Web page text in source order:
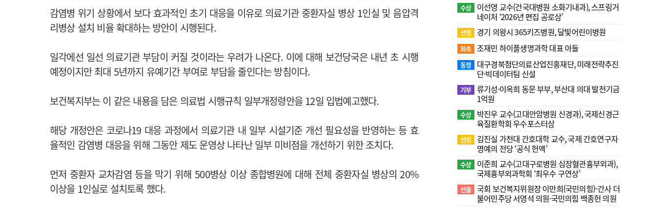
감염병 위기 상황에서 보다 효과적인 초기 대응을 이유로 의료기관 중환자실 병상 1인실 및 음압격
리병상 설치 비율 확대하는 방안이 시행된다.
일각에선 일선 의료기관 부담이 커질 것이라는 우려가 나온다. 이에 대해 보건당국은 내년 초 시행
예정이지만 최대 5년까지 유예기간 부여로 부담을 줄인다는 방침이다.
보건복지부는 이 같은 내용을 담은 의료법 시행규칙 일부개정령안을 12일 입법예고했다.
해당 개정안은 코로나19 대응 과정에서 의료기관 내 일부 시설기준 개선 필요성을 반영하는 등 효
율적인 감염병 대응을 위해 그동안 제도 운영상 나타난 일부 미비점을 개선하기 위한 조치다.
먼저 중환자 교차감염 등을 막기 위해 500병상 이상 종합병원에 대해 전체 중환자실 병상의 20%
이상을 1인실로 설치토록 했다.
수상
이선영 교수(건국대병원 소화기내과), 스프링거
네이처 ‘2026년 편집 공로상’
선정 경기 의왕시 365키즈병원, 달빛어린이병원
화촉 조재민 하이플생명과학 대표 아들
동정
대구경북첨단의료산업진흥재단, 미래전략추진
단·빅데이터팀 신설
기부 류기성·이옥희 동문 부부, 부산대 의대 발전기금
1억원
수상
박진우 교수(고대안암병원 신경과), 국제신경근
육질환학회 우수포스터상
선정
김진실 가천대 간호대학 교수, 국제 간호연구자
명예의 전당 ‘공식 헌액’
수상
이준희 교수(고대구로병원 심장혈관흉부외과),
국제흉부외과학회 ‘최우수 구연상’
선출 국회 보건복지위원장 이만희(국민의힘)-간사 더
불어민주당 서영석 의원·국민의힘 백종헌 의원